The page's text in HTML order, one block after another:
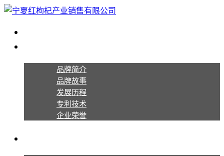
品牌简介
品牌故事
发展历程
专利技术
企业荣誉